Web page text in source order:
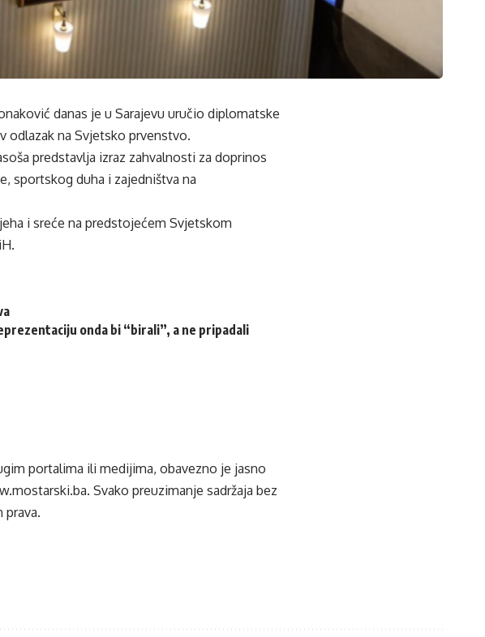
danas je u Sarajevu uručio diplomatske
odlazak na Svjetsko prvenstvo.
predstavlja izraz zahvalnosti za doprinos
sportskog duha i zajedništva na
i sreće na predstojećem Svjetskom
onda bi “birali”, a ne pripadali
portalima ili medijima, obavezno je jasno
. Svako preuzimanje sadržaja bez
prava.